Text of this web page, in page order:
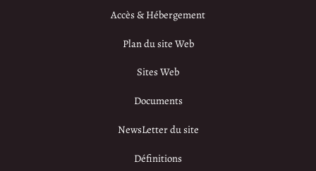
Accès & Hébergement
Plan du site Web
Sites Web
Documents
NewsLetter du site
Définitions